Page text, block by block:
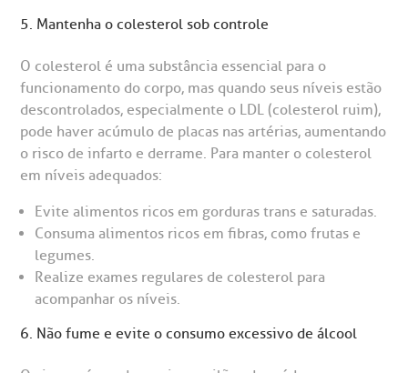
5. Mantenha o colesterol sob controle
O colesterol é uma substância essencial para o
funcionamento do corpo, mas quando seus níveis estão
descontrolados, especialmente o LDL (colesterol ruim),
pode haver acúmulo de placas nas artérias, aumentando
o risco de infarto e derrame. Para manter o colesterol
em níveis adequados:
Evite alimentos ricos em gorduras trans e saturadas.
Consuma alimentos ricos em fibras, como frutas e
legumes.
Realize exames regulares de colesterol para
acompanhar os níveis.
6. Não fume e evite o consumo excessivo de álcool